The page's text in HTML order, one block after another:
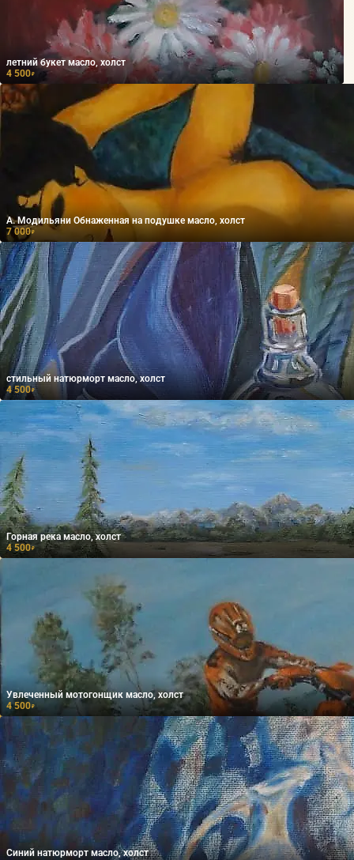
летний букет масло, холст
4 500₽
А. Модильяни Обнаженная на подушке масло, холст
7 000₽
стильный натюрморт масло, холст
4 500₽
Горная река масло, холст
4 500₽
Увлеченный мотогонщик масло, холст
4 500₽
Синий натюрморт масло, холст